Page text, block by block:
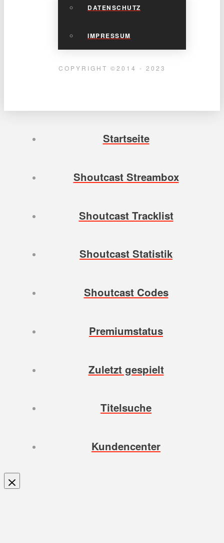
DATENSCHUTZ
IMPRESSUM
COPYRIGHT ©2014 - 2023
Startseite
Shoutcast Streambox
Shoutcast Tracklist
Shoutcast Statistik
Shoutcast Codes
Premiumstatus
Zuletzt gespielt
Titelsuche
Kundencenter